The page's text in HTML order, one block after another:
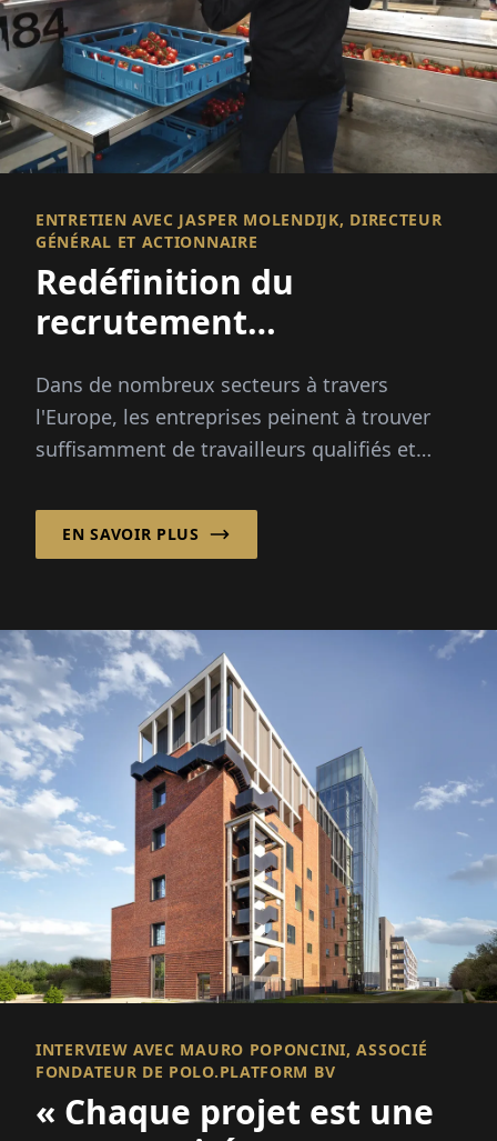
ENTRETIEN AVEC JASPER MOLENDIJK, DIRECTEUR
GÉNÉRAL ET ACTIONNAIRE
Redéfinition du
recrutement
Dans de nombreux secteurs à travers
l'Europe, les entreprises peinent à trouver
suffisamment de travailleurs qualifiés et
changements démographiques et...
EN SAVOIR PLUS
INTERVIEW AVEC MAURO POPONCINI, ASSOCIÉ
FONDATEUR DE POLO.PLATFORM BV
« Chaque projet est une